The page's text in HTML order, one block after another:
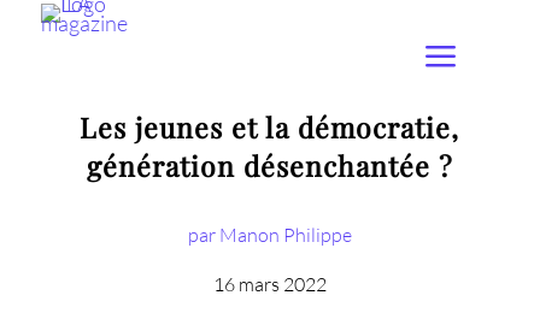
Les jeunes et la démocratie,
génération désenchantée ?
par Manon Philippe
16 mars 2022